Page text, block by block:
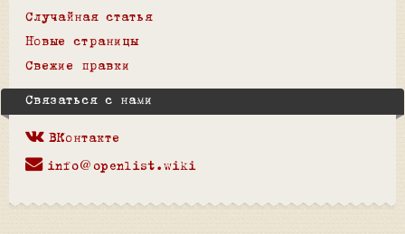
Случайная статья
Новые страницы
Свежие правки
Связаться с нами
ВКонтакте
info@openlist.wiki